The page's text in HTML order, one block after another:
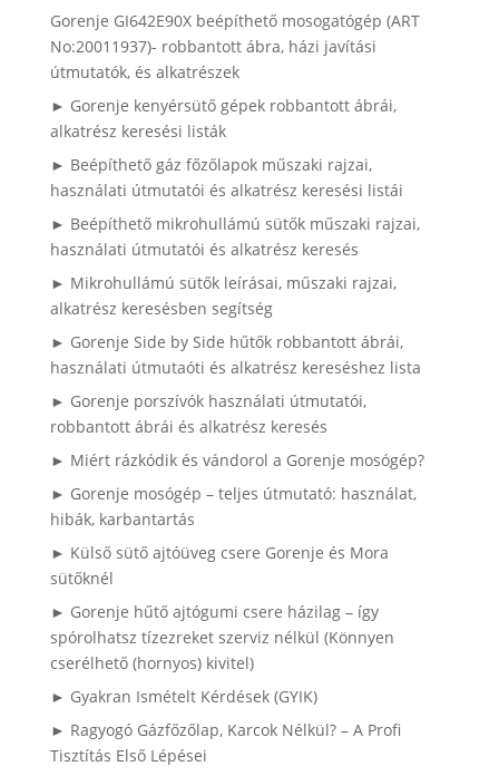
Gorenje GI642E90X beépíthető mosogatógép (ART
No:20011937)- robbantott ábra, házi javítási
útmutatók, és alkatrészek
► Gorenje kenyérsütő gépek robbantott ábrái,
alkatrész keresési listák
► Beépíthető gáz főzőlapok műszaki rajzai,
használati útmutatói és alkatrész keresési listái
► Beépíthető mikrohullámú sütők műszaki rajzai,
használati útmutatói és alkatrész keresés
► Mikrohullámú sütők leírásai, műszaki rajzai,
alkatrész keresésben segítség
► Gorenje Side by Side hűtők robbantott ábrái,
használati útmutaóti és alkatrész kereséshez lista
► Gorenje porszívók használati útmutatói,
robbantott ábrái és alkatrész keresés
► Miért rázkódik és vándorol a Gorenje mosógép?
► Gorenje mosógép – teljes útmutató: használat,
hibák, karbantartás
► Külső sütő ajtóüveg csere Gorenje és Mora
sütőknél
► Gorenje hűtő ajtógumi csere házilag – így
spórolhatsz tízezreket szerviz nélkül (Könnyen
cserélhető (hornyos) kivitel)
► Gyakran Ismételt Kérdések (GYIK)
► Ragyogó Gázfőzőlap, Karcok Nélkül? – A Profi
Tisztítás Első Lépései